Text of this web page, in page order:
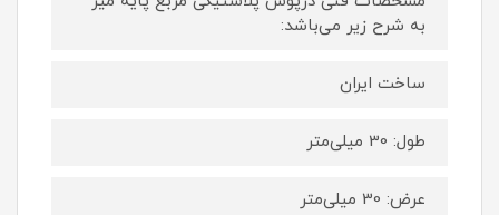
به شرح زیر می‌باشد:
ساخت ایران
طول: 30 میلی‌متر
عرض: 30 میلی‌متر